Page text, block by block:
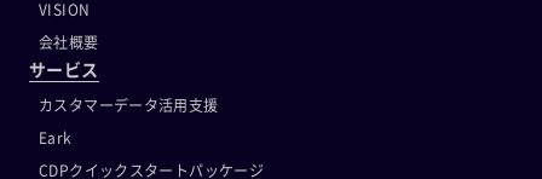
VISION
会社概要
サービス
カスタマーデータ活用支援
Eark
CDPクイックスタートパッケージ